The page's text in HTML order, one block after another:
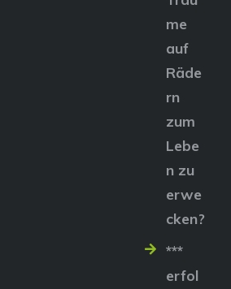
me
auf
Räde
rn
zum
Lebe
n zu
erwe
cken?
***
erfol